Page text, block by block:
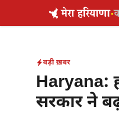
बड़ी ख़बर
Haryana:
सरकार ने